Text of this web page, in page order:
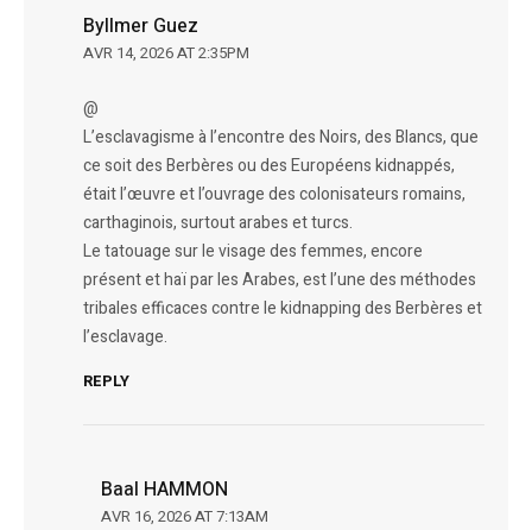
Byllmer Guez
AVR 14, 2026 AT 2:35PM
@
L’esclavagisme à l’encontre des Noirs, des Blancs, que
ce soit des Berbères ou des Européens kidnappés,
était l’œuvre et l’ouvrage des colonisateurs romains,
carthaginois, surtout arabes et turcs.
​Le tatouage sur le visage des femmes, encore
présent et haï par les Arabes, est l’une des méthodes
tribales efficaces contre le kidnapping des Berbères et
l’esclavage.
REPLY
Baal HAMMON
AVR 16, 2026 AT 7:13AM